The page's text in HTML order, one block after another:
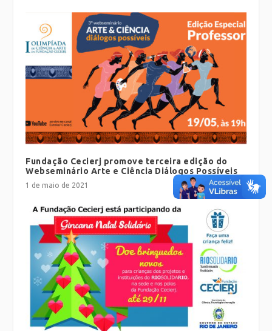
Fundação Cecierj promove terceira edição do
Webseminário Arte e Ciência Diálogos Possíveis
1 de maio de 2021